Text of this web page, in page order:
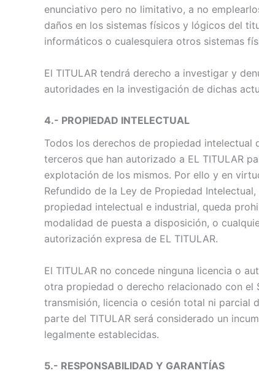
enunciativo pero no limitativo, a no
daños en los sistemas físicos y lógicos del
informáticos o cualesquiera otros sistemas
El TITULAR tendrá derecho a investigar y
autoridades en la investigación de dichas
4.- PROPIEDAD INTELECTUAL
Todos los derechos de propiedad intelectual
terceros que han autorizado a EL TITULAR
explotación de los mismos. Por ello y en
Refundido de la Ley de Propiedad
propiedad intelectual e industrial, queda
modalidad de puesta a disposición, o
autorización expresa de EL TITULAR.
El TITULAR no concede ninguna licencia o
otra propiedad o derecho relacionado con el
transmisión, licencia o cesión total ni parcial
parte del TITULAR será considerado un
legalmente establecidas.
5.- RESPONSABILIDAD Y GARANTÍAS